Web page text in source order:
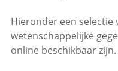
Hieronder een selectie
wetenschappelijke
online beschikbaar zijn.